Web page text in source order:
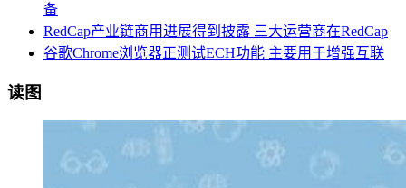
备
RedCap产业链商用进展得到披露 三大运营商在RedCap
谷歌Chrome浏览器正测试ECH功能 主要用于增强互联
读图